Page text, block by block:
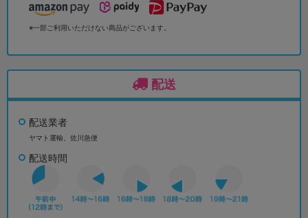
※一部ご利用いただけない商品がございます。
配送
配送業者
ヤマト運輸、佐川急便
配送時間